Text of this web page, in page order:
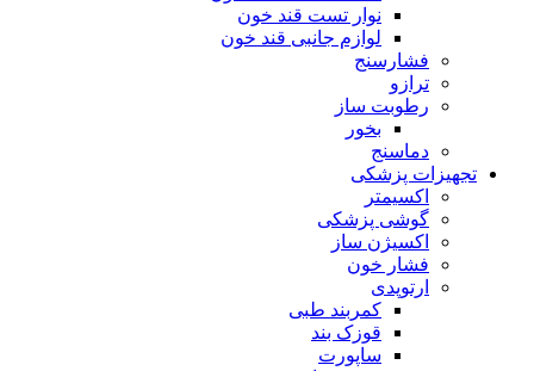
نوار تست قند خون
لوازم جانبی قند خون
فشارسنج
ترازو
رطوبت ساز
بخور
دماسنج
تجهیزات پزشکی
اکسیمتر
گوشی پزشکی
اکسیژن ساز
فشار خون
ارتوپدی
کمربند طبی
قوزک بند
ساپورت